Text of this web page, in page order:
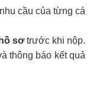
cầu của từng cá
sơtrước khi nộp.
thông báo kết quả